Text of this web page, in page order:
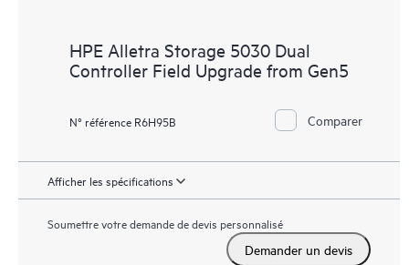
HPE Alletra Storage 5030 Dual
Controller Field Upgrade from Gen5
N° référence R6H95B Comparer
Afficher les spécifications
Soumettre votre demande de devis personnalisé
Demander un devis